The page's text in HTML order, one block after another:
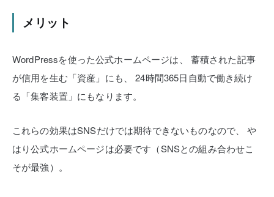
メリット
WordPressを使った公式ホームページは、
蓄積された記事
が信用を生む「資産」にも、
24時間365日自動で働き続け
る「集客装置」にもなります。
これらの効果はSNSだけでは期待できないものなので、
や
はり公式ホームページは必要です（SNSとの組み合わせこ
そが最強）。